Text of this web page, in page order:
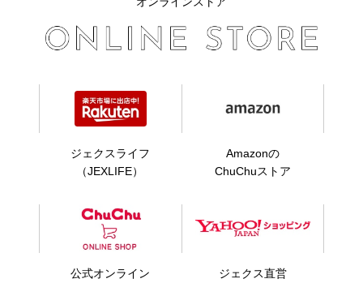
ジェクスライフ
（JEXLIFE）
Amazonの
ChuChuストア
公式オンライン
ジェクス直営